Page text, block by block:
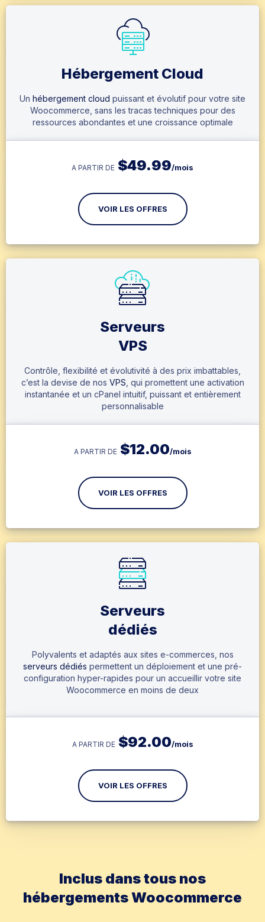
Hébergement Cloud
Un hébergement cloud puissant et évolutif pour votre site
Woocommerce, sans les tracas techniques pour des
ressources abondantes et une croissance optimale
A PARTIR DE $49.99/mois
VOIR LES OFFRES
Serveurs
VPS
Contrôle, flexibilité et évolutivité à des prix imbattables,
c’est la devise de nos VPS , qui promettent une activation
instantanée et un cPanel intuitif, puissant et entièrement
personnalisable
A PARTIR DE $12.00/mois
VOIR LES OFFRES
Serveurs
dédiés
Polyvalents et adaptés aux sites e-commerces, nos
serveurs dédiés permettent un déploiement et une pré-
configuration hyper-rapides pour un accueillir votre site
Woocommerce en moins de deux
A PARTIR DE $92.00/mois
VOIR LES OFFRES
Inclus dans tous nos
hébergements Woocommerce